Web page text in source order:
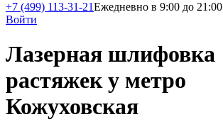
+7 (499) 113-31-21Ежедневно в 9:00 до 21:00
Войти
Лазерная шлифовка
растяжек у метро
Кожуховская